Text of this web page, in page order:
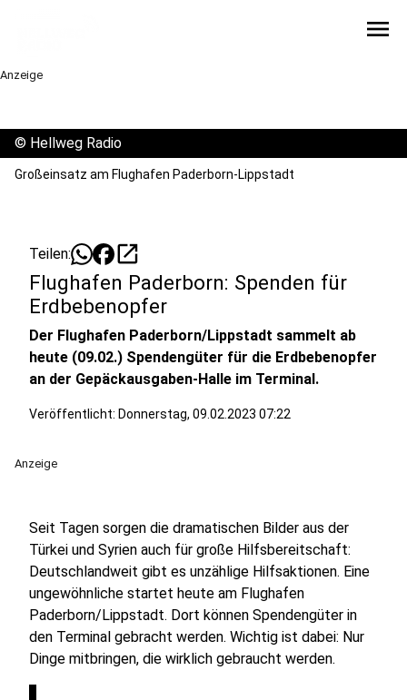
menu
Anzeige
© Hellweg Radio
Großeinsatz am Flughafen Paderborn-Lippstadt
Teilen: open_in_new
Flughafen Paderborn: Spenden für
Erdbebenopfer
Der Flughafen Paderborn/Lippstadt sammelt ab
heute (09.02.) Spendengüter für die Erdbebenopfer
an der Gepäckausgaben-Halle im Terminal.
Veröffentlicht: Donnerstag, 09.02.2023 07:22
Anzeige
Seit Tagen sorgen die dramatischen Bilder aus der
Türkei und Syrien auch für große Hilfsbereitschaft:
Deutschlandweit gibt es unzählige Hilfsaktionen. Eine
ungewöhnliche startet heute am Flughafen
Paderborn/Lippstadt. Dort können Spendengüter in
den Terminal gebracht werden. Wichtig ist dabei: Nur
Dinge mitbringen, die wirklich gebraucht werden.